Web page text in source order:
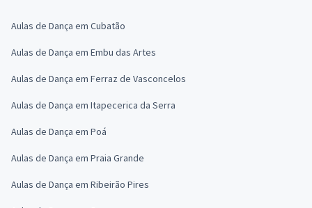
Aulas de Dança em Cubatão
Aulas de Dança em Embu das Artes
Aulas de Dança em Ferraz de Vasconcelos
Aulas de Dança em Itapecerica da Serra
Aulas de Dança em Poá
Aulas de Dança em Praia Grande
Aulas de Dança em Ribeirão Pires